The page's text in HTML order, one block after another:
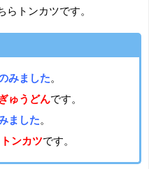
トンカツです。
みました。
ぎゅうどんです。
ました。
トンカツです。